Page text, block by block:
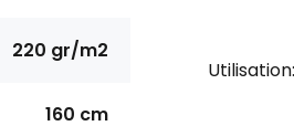
220 gr/m2
160 cm
Utilisation: